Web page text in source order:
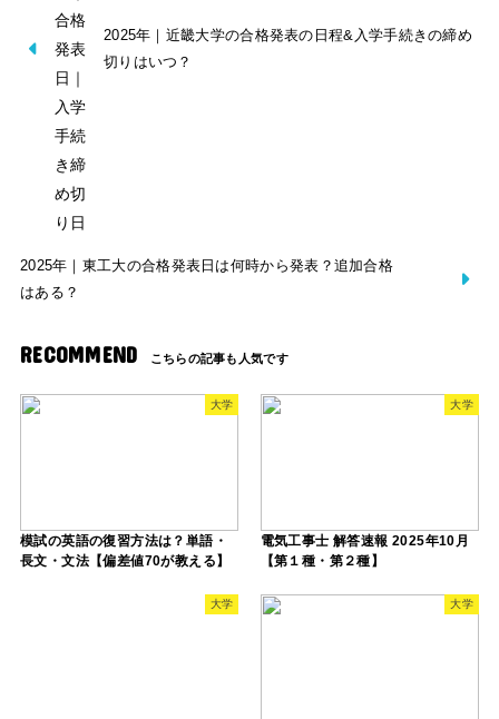
2025年｜近畿大学の合格発表の日程&入学手続きの締め
切りはいつ？
2025年｜東工大の合格発表日は何時から発表？追加合格
はある？
RECOMMEND
大学
模試の英語の復習方法は？単語・
長文・文法【偏差値70が教える】
大学
電気工事士 解答速報 2025年10月
【第１種・第２種】
大学 大学